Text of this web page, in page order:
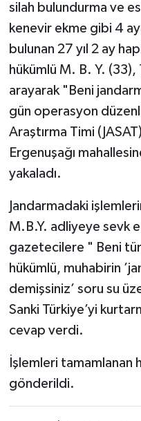
silah bulundurma ve
kenevir ekme gibi 4
bulunan 27 yıl 2 ay
hükümlü M. B. Y. (33),
arayarak "Beni
gün operasyon
Araştırma Timi
Ergenuşağı
yakaladı.
Jandarmadaki
M.B.Y. adliyeye sevk
gazetecilere " Beni
hükümlü, muhabirin
demişsiniz’ soru su
Sanki Türkiye’yi
cevap verdi.
İşlemleri tamamlanan
gönderildi.